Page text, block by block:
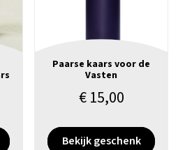
Paarse kaars voor de
Vasten
€15,00
Bekijk geschenk